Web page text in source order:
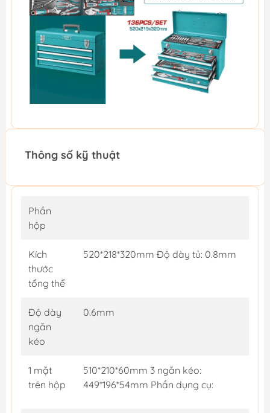
Thông số kỹ thuật
Phần
hộp
Kích
thước
tổng thể
520*218*320mm Độ dày tủ: 0.8mm
Độ dày
ngăn
kéo
0.6mm
1 mặt
trên hộp
510*210*60mm 3 ngăn kéo:
449*196*54mm Phần dụng cụ: